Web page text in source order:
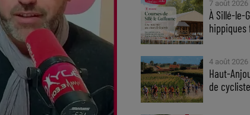
7 août 2026
À Sillé-le-
hippiques
4 août 2026
Haut-
de